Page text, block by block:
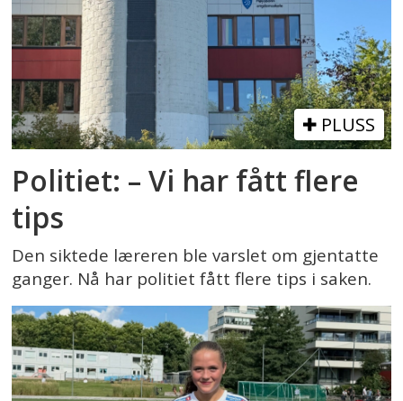
PLUSS
Politiet: – Vi har fått flere
tips
Den siktede læreren ble varslet om gjentatte
ganger. Nå har politiet fått flere tips i saken.